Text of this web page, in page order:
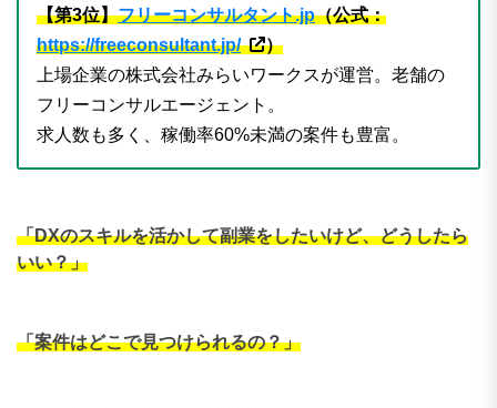
【第3位】フリーコンサルタント.jp（公式：
https://freeconsultant.jp/
）
上場企業の株式会社みらいワークスが運営。老舗の
フリーコンサルエージェント。
求人数も多く、稼働率60%未満の案件も豊富。
「DXのスキルを活かして副業をしたいけど、どうしたら
いい？」
「案件はどこで見つけられるの？」